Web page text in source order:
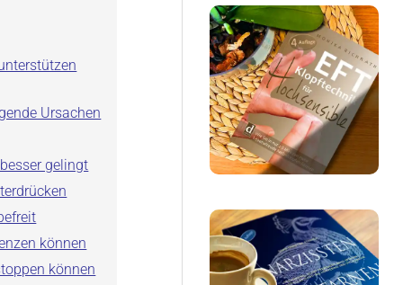
Ursachen
gelingt
können
können